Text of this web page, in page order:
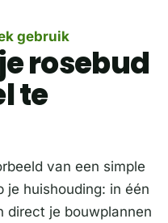
gebruik
rosebud
te
van een simple
je huishouding: in één
direct je bouwplannen